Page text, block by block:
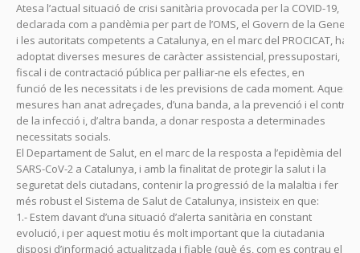
Atesa l’actual situació de crisi sanitària provocada per la COVID-19,
declarada com a pandèmia per part de l’OMS, el Govern de la
i les autoritats competents a Catalunya, en el marc del PROCICAT, han
adoptat diverses mesures de caràcter assistencial, pressupostari,
fiscal i de contractació pública per pal·liar-ne els efectes, en
funció de les necessitats i de les previsions de cada moment.
mesures han anat adreçades, d’una banda, a la prevenció i el control
de la infecció i, d’altra banda, a donar resposta a determinades
necessitats socials.
El Departament de Salut, en el marc de la resposta a l’epidèmia del
SARS-CoV-2 a Catalunya, i amb la finalitat de protegir la salut i la
seguretat dels ciutadans, contenir la progressió de la malaltia i fer
més robust el Sistema de Salut de Catalunya, insisteix en que:
1.- Estem davant d’una situació d’alerta sanitària en constant
evolució, i per aquest motiu és molt important que la ciutadania
disposi d’informació actualitzada i fiable (què és, com es contrau el